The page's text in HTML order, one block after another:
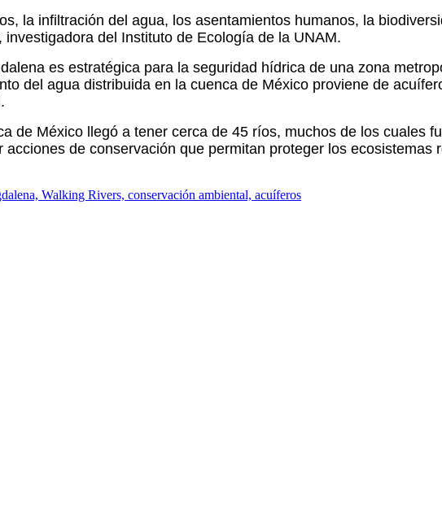
la infiltración del agua, los asentamientos humanos, la
del Instituto de Ecología de la UNAM.
es estratégica para la seguridad hídrica de una zona
del agua distribuida en la cuenca de México proviene de
de México llegó a tener cerca de 45 ríos, muchos de los cuales
de conservación que permitan proteger los ecosistemas
Walking Rivers, conservación ambiental, acuíferos